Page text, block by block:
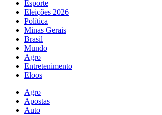
Esporte
Eleições 2026
Política
Minas Gerais
Brasil
Mundo
Agro
Entretenimento
Eloos
Agro
Apostas
Auto